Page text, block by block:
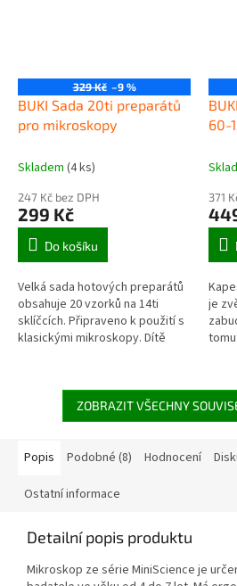
329 Kč –9 %
BUKI Sada 20ti preparátů
pro mikroskopy
Skladem (4 ks)
247 Kč bez DPH
299 Kč
Do košíku
Velká sada hotových preparátů
obsahuje 20 vzorků na 14ti
sklíčcích. Připraveno k použití s
klasickými mikroskopy. Dítě
60-
371
je
ZOBRAZIT VŠECHNY
Popis Podobné (8) Hodnocení
Ostatní informace
Detailní popis produktu
Mikroskop ze série MiniScience je